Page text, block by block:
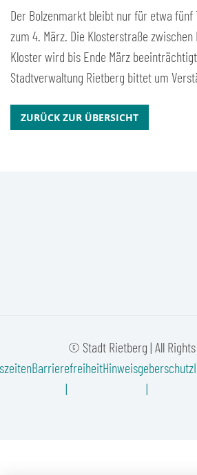
Der Bolzenmarkt bleibt nur für etwa fünf
zum 4. März. Die Klosterstraße
Kloster wird bis Ende März
Stadtverwaltung Rietberg bittet um
ZURÜCK ZUR ÜBERSICHT
© Stadt Rietberg | All
BarrierefreiheitHinweisgeberschutz